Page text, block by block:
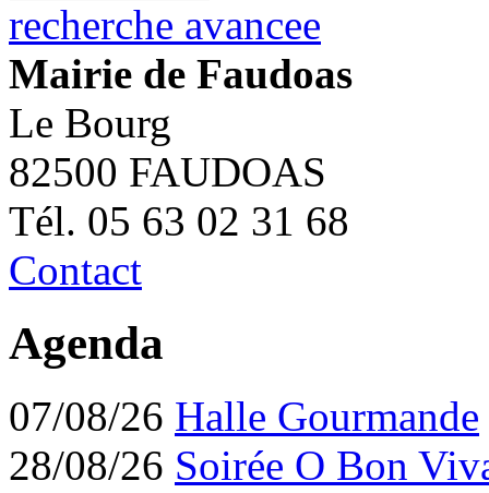
recherche avancee
Mairie de Faudoas
Le Bourg
82500 FAUDOAS
Tél. 05 63 02 31 68
Contact
Agenda
07/08/26 Halle Gourmande
28/08/26 Soirée O Bon